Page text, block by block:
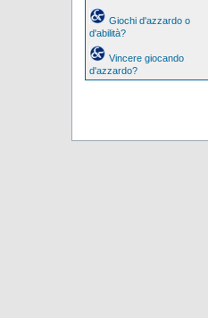
Giochi d'azzardo o
d'abilità?
Vincere giocando
d'azzardo?